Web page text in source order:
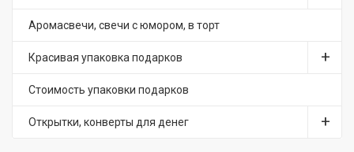
Аромасвечи, свечи с юмором, в торт
Красивая упаковка подарков
Стоимость упаковки подарков
Открытки, конверты для денег